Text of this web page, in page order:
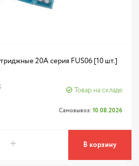
20A серия FUS06 [10 шт.]
Товар на складе
Самовывоз: 10.08.2026
В корзину